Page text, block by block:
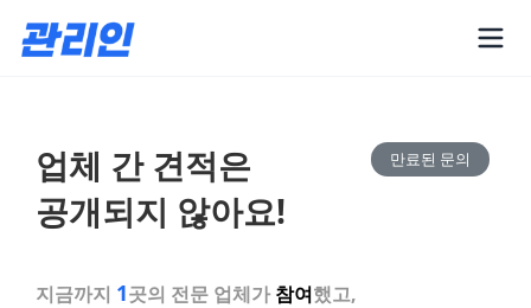
만료된 문의
업체 간 견적은
공개되지 않아요!
지금까지 1곳의 전문 업체가참여했고,